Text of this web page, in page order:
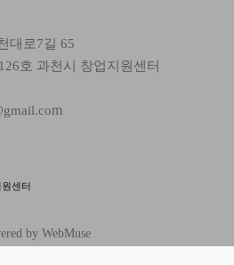
대로7길 65
호 과천시 창업지원센터
m
센터
by WebMuse